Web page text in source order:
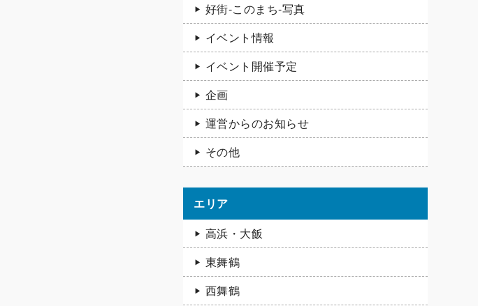
好街-このまち-写真
イベント情報
イベント開催予定
企画
運営からのお知らせ
その他
エリア
高浜・大飯
東舞鶴
西舞鶴